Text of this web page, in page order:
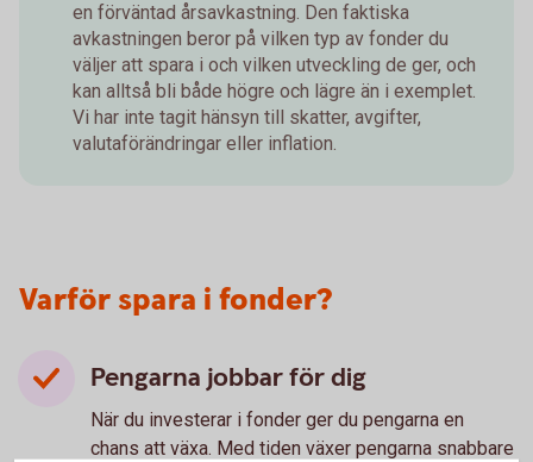
en förväntad årsavkastning. Den faktiska
avkastningen beror på vilken typ av fonder du
väljer att spara i och vilken utveckling de ger, och
kan alltså bli både högre och lägre än i exemplet.
Vi har inte tagit hänsyn till skatter, avgifter,
valutaförändringar eller inflation.
Varför spara i fonder?
Pengarna jobbar för dig
När du investerar i fonder ger du pengarna en
chans att växa. Med tiden växer pengarna snabbare